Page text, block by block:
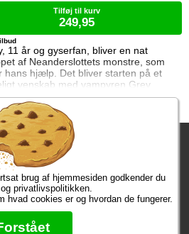
11 år og gyserfan, bliver en nat
af Neanderslottets monstre, som
hans hjælp. Det bliver starten på et
venskab med vampyren Grev
varulven Eddie, den hovedløse ridder
Fieldstein, Frankenstein-uhyret
mumien Mummy og bøvsedragen Nitan.
Tilføj til kurv
249,95
• Fragtgebyret bortfalder ved køb over
DKK 299,00
har du dine varer på tirsdag!
kr. Bøger til en 🐕
★★★★★
siger om os på Trustpilot
brug af hjemmesiden godkender du
privatlivspolitikken.
cookies er og hvordan de fungerer.